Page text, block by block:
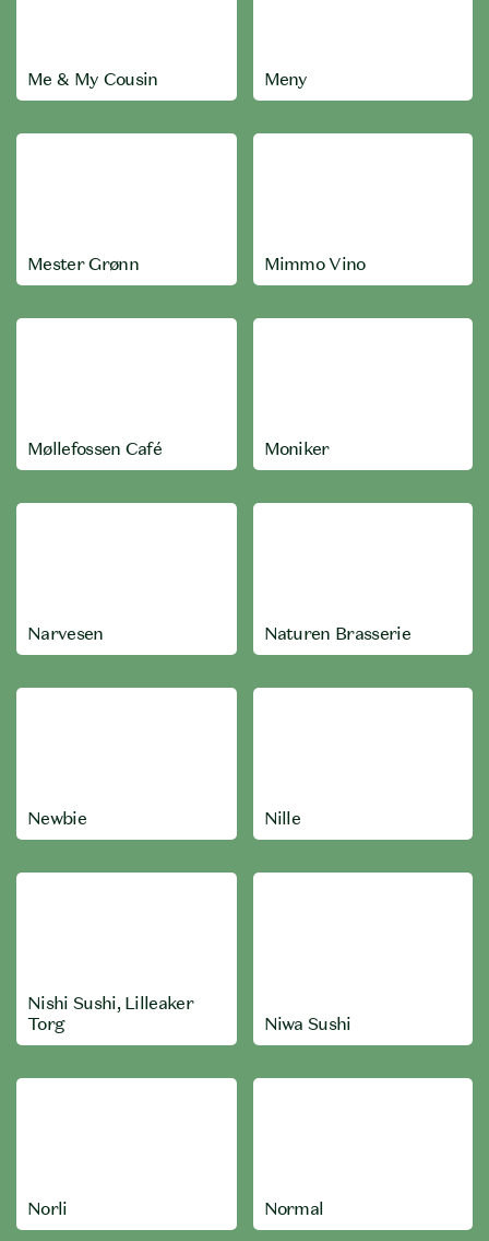
Me & My Cousin Meny
Mester Grønn Mimmo Vino
Møllefossen Café Moniker
Narvesen Naturen Brasserie
Newbie Nille
Nishi Sushi, Lilleaker
Torg
Niwa Sushi
Norli Normal